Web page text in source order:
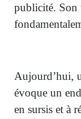
publicité. Son
Aujourd’hui,
évoque un
en sursis et à